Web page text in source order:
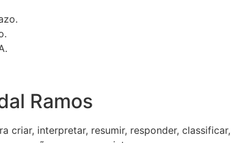
Ramos
criar, interpretar, resumir, responder,